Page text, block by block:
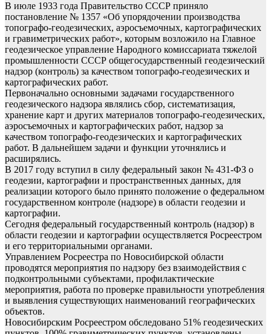
В июле 1933 года Правительство СССР приняло
постановление № 1357 «Об упорядочении производства
топографо-геодезических, аэросъемочных, картографических
и гравиметрических работ», которым возложило на Главное
геодезическое управление Народного комиссариата тяжелой
промышленности СССР общегосударственный геодезический
надзор (контроль) за качеством топографо-геодезических и
картографических работ.
Первоначально основными задачами государственного
геодезического надзора являлись сбор, систематизация,
хранение карт и других материалов топографо-геодезических,
аэросъемочных и картографических работ, надзор за
качеством топографо-геодезических и картографических
работ. В дальнейшем задачи и функции уточнялись и
расширялись.
В 2017 году вступил в силу федеральный закон № 431-ФЗ о
геодезии, картографии и пространственных данных, для
реализации которого было принято положение о федеральном
государственном контроле (надзоре) в области геодезии и
картографии.
Сегодня федеральный государственный контроль (надзор) в
области геодезии и картографии осуществляется Росреестром
и его территориальными органами.
Управлением Росреестра по Новосибирской области
проводятся мероприятия по надзору без взаимодействия с
подконтрольными субъектами, профилактические
мероприятия, работа по проверке правильности употребления
и выявления существующих наименований географических
объектов.
Новосибирским Росреестром обследовано 51% геодезических